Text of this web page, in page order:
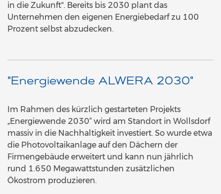
in die Zukunft". Bereits bis 2030 plant das
Unternehmen den eigenen Energiebedarf zu 100
Prozent selbst abzudecken.
"Energiewende ALWERA 2030"
Im Rahmen des kürzlich gestarteten Projekts
„Energiewende 2030“ wird am Standort in Wollsdorf
massiv in die Nachhaltigkeit investiert. So wurde etwa
die Photovoltaikanlage auf den Dächern der
Firmengebäude erweitert und kann nun jährlich
rund 1.650 Megawattstunden zusätzlichen
Ökostrom produzieren.